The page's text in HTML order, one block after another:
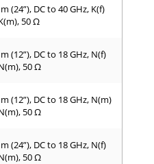
(24”), DC to 40 GHz, K(f)
50 Ω
(12”), DC to 18 GHz, N(f)
50 Ω
(12”), DC to 18 GHz, N(m)
50 Ω
(24”), DC to 18 GHz, N(f)
50 Ω